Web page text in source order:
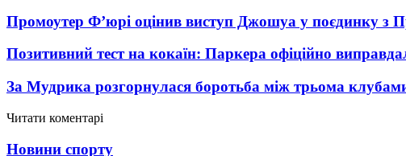
Промоутер Ф’юрі оцінив виступ Джошуа у поєдинку з
Позитивний тест на кокаїн: Паркера офіційно
За Мудрика розгорнулася боротьба між трьома
Читати коментарі
Новини спорту